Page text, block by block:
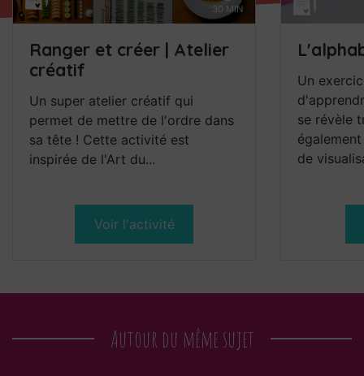
30 MIN
Ranger et créer | Atelier
créatif
Un super atelier créatif qui
permet de mettre de l'ordre dans
sa tête ! Cette activité est
inspirée de l'Art du...
Voir l'activité
Un
se révèle
de
Autour du même sujet